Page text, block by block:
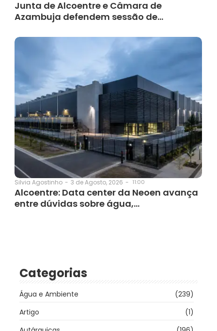
Junta de Alcoentre e Câmara de
Azambuja defendem sessão de…
Silvia Agostinho - 3 de Agosto, 2026 - 11:00
Alcoentre: Data center da Neoen avança
entre dúvidas sobre água,…
Categorias
Água e Ambiente
(239)
Artigo
(1)